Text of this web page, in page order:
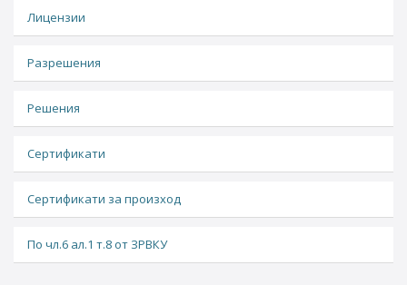
Лицензии
Разрешения
Решения
Сертификати
Сертификати за произход
По чл.6 ал.1 т.8 от ЗРВКУ